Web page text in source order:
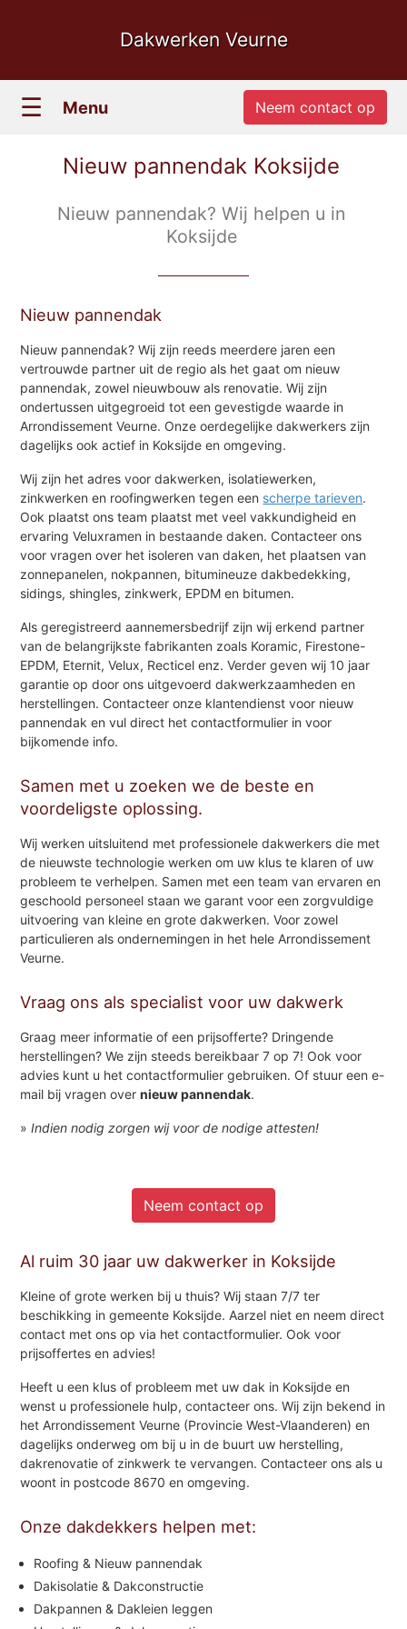
Dakwerken Veurne
☰ Menu Neem contact op
Nieuw pannendak Koksijde
Nieuw pannendak? Wij helpen u in
Koksijde
Nieuw pannendak
Nieuw pannendak? Wij zijn reeds meerdere jaren een
vertrouwde partner uit de regio als het gaat om nieuw
pannendak, zowel nieuwbouw als renovatie. Wij zijn
ondertussen uitgegroeid tot een gevestigde waarde in
Arrondissement Veurne. Onze oerdegelijke dakwerkers zijn
dagelijks ook actief in Koksijde en omgeving.
Wij zijn het adres voor dakwerken, isolatiewerken,
zinkwerken en roofingwerken tegen een scherpe tarieven.
Ook plaatst ons team plaatst met veel vakkundigheid en
ervaring Veluxramen in bestaande daken. Contacteer ons
voor vragen over het isoleren van daken, het plaatsen van
zonnepanelen, nokpannen, bitumineuze dakbedekking,
sidings, shingles, zinkwerk, EPDM en bitumen.
Als geregistreerd aannemersbedrijf zijn wij erkend partner
van de belangrijkste fabrikanten zoals Koramic, Firestone-
EPDM, Eternit, Velux, Recticel enz. Verder geven wij 10 jaar
garantie op door ons uitgevoerd dakwerkzaamheden en
herstellingen. Contacteer onze klantendienst voor nieuw
pannendak en vul direct het contactformulier in voor
bijkomende info.
Samen met u zoeken we de beste en
voordeligste oplossing.
Wij werken uitsluitend met professionele dakwerkers die met
de nieuwste technologie werken om uw klus te klaren of uw
probleem te verhelpen. Samen met een team van ervaren en
geschoold personeel staan we garant voor een zorgvuldige
uitvoering van kleine en grote dakwerken. Voor zowel
particulieren als ondernemingen in het hele Arrondissement
Veurne.
Vraag ons als specialist voor uw dakwerk
Graag meer informatie of een prijsofferte? Dringende
herstellingen? We zijn steeds bereikbaar 7 op 7! Ook voor
advies kunt u het contactformulier gebruiken. Of stuur een e-
mail bij vragen overnieuw pannendak.
»Indien nodig zorgen wij voor de nodige attesten!
Neem contact op
Al ruim 30 jaar uw dakwerker in Koksijde
Kleine of grote werken bij u thuis? Wij staan 7/7 ter
beschikking in gemeente Koksijde. Aarzel niet en neem direct
contact met ons op via het contactformulier. Ook voor
prijsoffertes en advies!
Heeft u een klus of probleem met uw dak in Koksijde en
wenst u professionele hulp, contacteer ons. Wij zijn bekend in
het Arrondissement Veurne (Provincie West-Vlaanderen) en
dagelijks onderweg om bij u in de buurt uw herstelling,
dakrenovatie of zinkwerk te vervangen. Contacteer ons als u
woont in postcode 8670 en omgeving.
Onze dakdekkers helpen met:
Roofing & Nieuw pannendak
Dakisolatie & Dakconstructie
Dakpannen & Dakleien leggen